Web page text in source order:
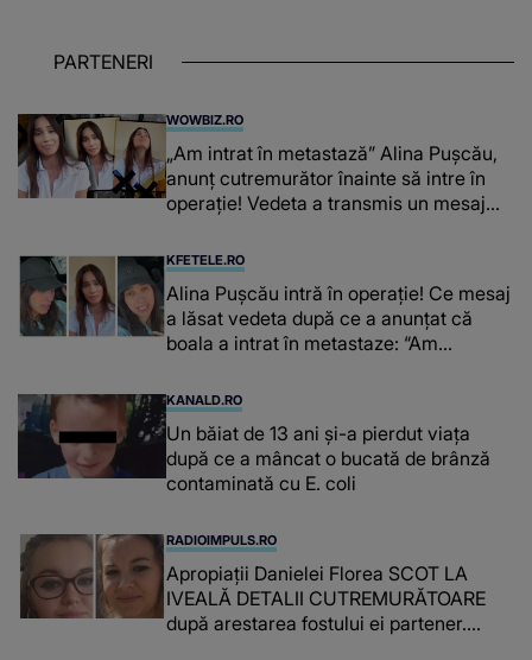
PARTENERI
WOWBIZ.RO
„Am intrat în metastază” Alina Pușcău,
anunț cutremurător înainte să intre în
operație! Vedeta a transmis un mesaj
KFETELE.RO
Alina Pușcău intră în operație! Ce mesaj
a lăsat vedeta după ce a anunțat că
boala a intrat în metastaze: “Am
KANALD.RO
Un băiat de 13 ani și-a pierdut viața
după ce a mâncat o bucată de brânză
contaminată cu E. coli
RADIOIMPULS.RO
Apropiații Danielei Florea SCOT LA
IVEALĂ DETALII CUTREMURĂTOARE
după arestarea fostului ei partener.